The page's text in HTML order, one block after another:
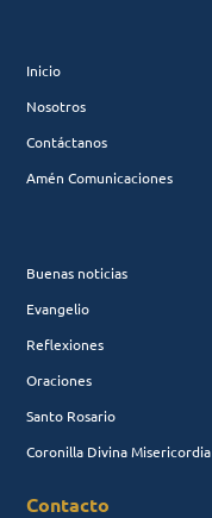
Inicio
Nosotros
Contáctanos
Amén Comunicaciones
Buenas noticias
Evangelio
Reflexiones
Oraciones
Santo Rosario
Coronilla Divina Misericordia
Contacto